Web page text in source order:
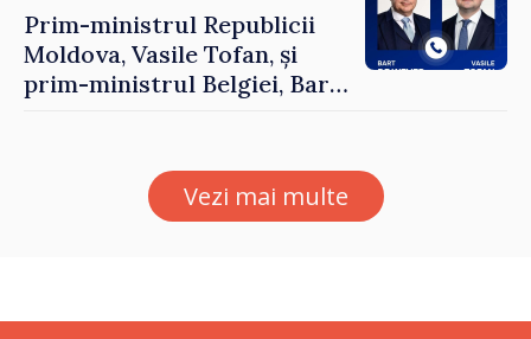
Prim-ministrul Republicii
Moldova, Vasile Tofan, și
prim-ministrul Belgiei, Bart
al Republicii Moldova.
Vezi mai multe